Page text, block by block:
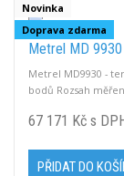
Novinka
Doprava zdarma
Metrel MD
Metrel MD9930 -
bodů Rozsah
výstup krytí IP62
67 171 Kč s
PŘIDAT DO